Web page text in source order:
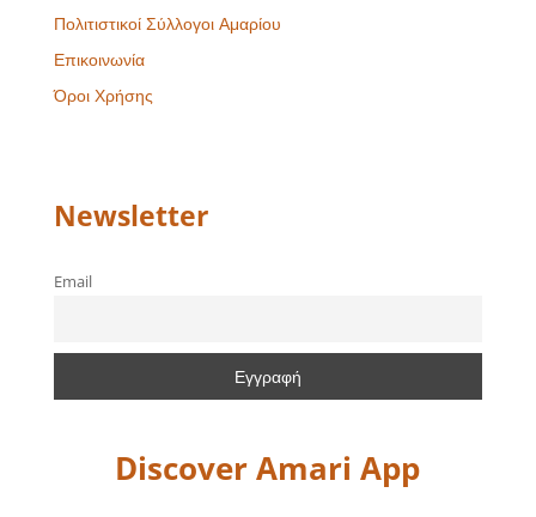
Πολιτιστικοί Σύλλογοι Αμαρίου
Επικοινωνία
Όροι Χρήσης
Newsletter
Email
Discover Amari App